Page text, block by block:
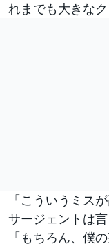
れまでも大きな
「こういうミス
サージェントは言
「もちろん、僕